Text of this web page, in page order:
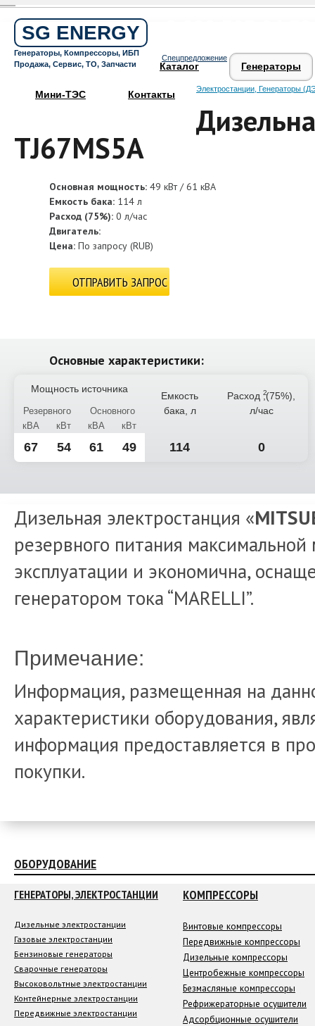
SG ENERGY
Генераторы, Компрессоры, ИБП
Продажа, Сервис, ТО, Запчасти
Спецпредложение
Каталог Генераторы
Мини-ТЭС Контакты Электростанции, Генераторы
TJ67MS5A
Основная мощность: 49 кВт / 61 кВА
Емкость бака: 114 л
Расход (75%): 0 л/час
Двигатель:
Цена: По запросу (RUB)
ОТПРАВИТЬ ЗАПРОС
Основные характеристики:
Мощность источника
Емкость
бака, л
Расход ,(75%),
л/час
Резервного
Основного
кВА
кВт кВА кВт
67 54 61 49 114 0
Дизельная электростанция «
резервного питания
эксплуатации и экономична,
генератором тока “MARELLI”.
Примечание:
Информация, размещенная на
характеристики оборудования,
информация предоставляется в
покупки.
ОБОРУДОВАНИЕ
ГЕНЕРАТОРЫ, ЭЛЕКТРОСТАНЦИИ
Дизельные электростанции
Газовые электростанции
Бензиновые генераторы
Сварочные генераторы
Высоковольтные электростанции
Контейнерные электростанции
Передвижные электростанции
КОМПРЕССОРЫ
Винтовые компрессоры
Передвижные компрессоры
Дизельные компрессоры
Центробежные компрессоры
Безмасляные компрессоры
Рефрижераторные осушители
Адсорбционные осушители